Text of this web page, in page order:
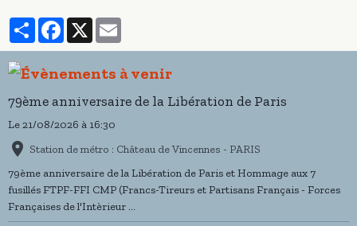
PartagerFacebook
X
79ème anniversaire de la Libération de Paris
Le 21/08/2026 à 16:30
Station de métro : Château de Vincennes - PARIS
79ème anniversaire de la Libération de Paris et Hommage aux 7
fusillés FTPF-FFI CMP (Francs-Tireurs et Partisans Français - Forces
Françaises de l'Intèrieur ...